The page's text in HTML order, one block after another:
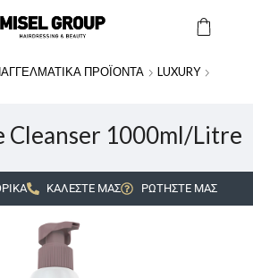
ΠΡΟΪΟΝΤΑ
LUXURY
Cleanser 1000ml/Litre
ΚΑΛΕΣΤΕ ΜΑΣ ΡΩΤΗΣΤΕ ΜΑΣ